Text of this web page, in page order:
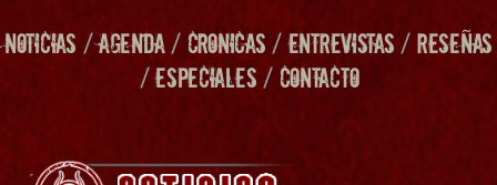
NOTICIAS /AGENDA/ CRONICAS/ENTREVISTAS/RESEÑAS
/ESPECIALES/ CONTACTO